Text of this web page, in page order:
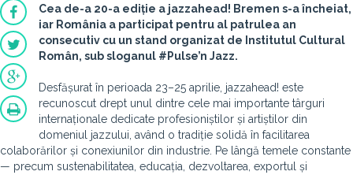
Cea de-a 20-a ediție a jazzahead! Bremen s-a încheiat,
iar România a participat pentru al patrulea an
consecutiv cu un stand organizat de Institutul Cultural
Român, sub sloganul #Pulse’n Jazz.
Desfășurat în perioada 23–25 aprilie, jazzahead! este
recunoscut drept unul dintre cele mai importante târguri
internaționale dedicate profesioniștilor și artiștilor din
domeniul jazzului, având o tradiție solidă în facilitarea
colaborărilor și conexiunilor din industrie. Pe lângă temele constante
— precum sustenabilitatea, educația, dezvoltarea, exportul și